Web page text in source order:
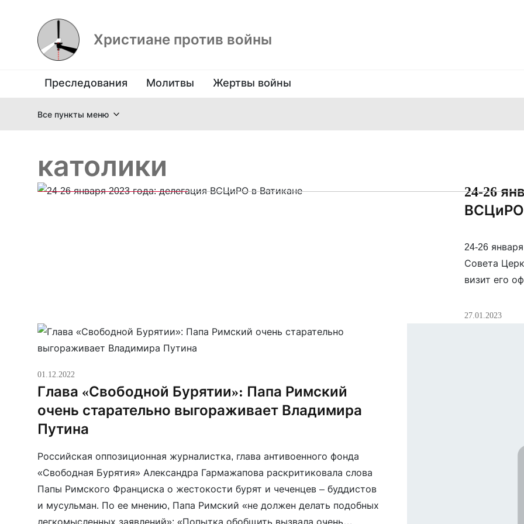
Христиане против войны
Преследования Молитвы Жертвы войны
Все пункты меню
католики
24-26
ВСЦиРО
24-26
Совета
визит его
церквей
27.01.2023
01.12.2022
Глава «Свободной Бурятии»: Папа Римский
очень старательно выгораживает Владимира
Путина
Российская оппозиционная журналистка, глава антивоенного фонда
«Свободная Бурятия» Александра Гармажапова раскритиковала слова
Папы Римского Франциска о жестокости бурят и чеченцев – буддистов
и мусульман. По ее мнению, Папа Римский «не должен делать подобных
легкомысленных заявлений»: «Попытка обобщить вызвала очень